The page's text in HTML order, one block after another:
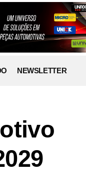
NEWSLETTER